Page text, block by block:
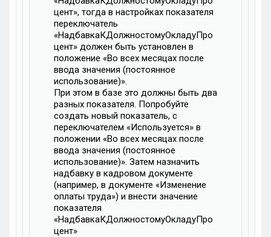
цент», тогда в настройках показателя
переключатель
«НадбавкаКДолжностомуОкладуПро
цент» должен быть установлен в
положение «Во всех месяцах после
ввода значения (постоянное
использование)».
При этом в базе это должны быть два
разных показателя. Попробуйте
создать новый показатель, с
переключателем «Используется» в
положении «Во всех месяцах после
ввода значения (постоянное
использование)». Затем назначить
надбавку в кадровом документе
(например, в документе «Изменение
оплаты труда») и внести значение
показателя
«НадбавкаКДолжностомуОкладуПро
цент»